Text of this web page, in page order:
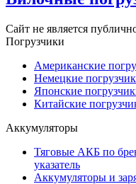
Сайт не является
Погрузчики
Американские
Немецкие
Японские
Китайские
Аккумуляторы
Тяговые АКБ по
указатель
Аккумуляторы и